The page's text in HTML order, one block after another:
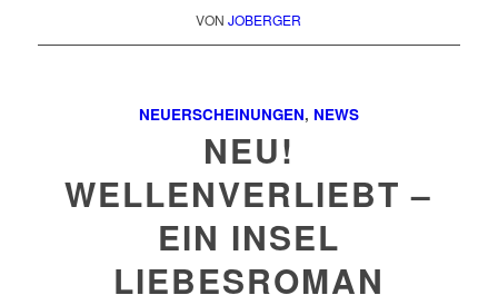
VONJOBERGER
NEUERSCHEINUNGEN, NEWS
NEU!
WELLENVERLIEBT –
EIN INSEL
LIEBESROMAN